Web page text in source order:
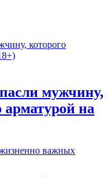
мужчину,
арматурой на
важных